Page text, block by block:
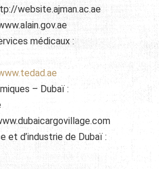
website.ajman.ac.ae
médicaux :
– Dubaï :
et d’industrie de Dubaï :